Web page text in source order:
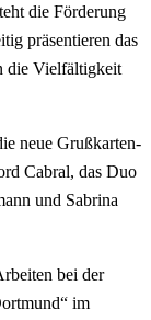
die Förderung
präsentieren das
die Vielfältigkeit
neue Grußkarten-
Cabral, das Duo
und Sabrina
bei der
im